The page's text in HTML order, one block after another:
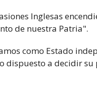
Inglesas
de nuestra Patria".
como Estado
dispuesto a decidir